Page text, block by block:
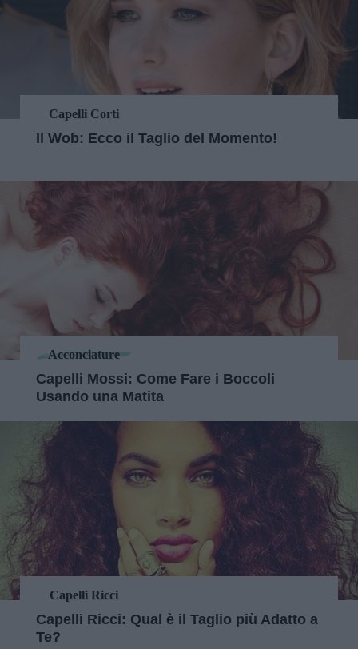
Capelli Corti
Il Wob: Ecco il Taglio del Momento!
Acconciature
Capelli Mossi: Come Fare i Boccoli
Usando una Matita
Capelli Ricci
Capelli Ricci: Qual è il Taglio più Adatto a
Te?